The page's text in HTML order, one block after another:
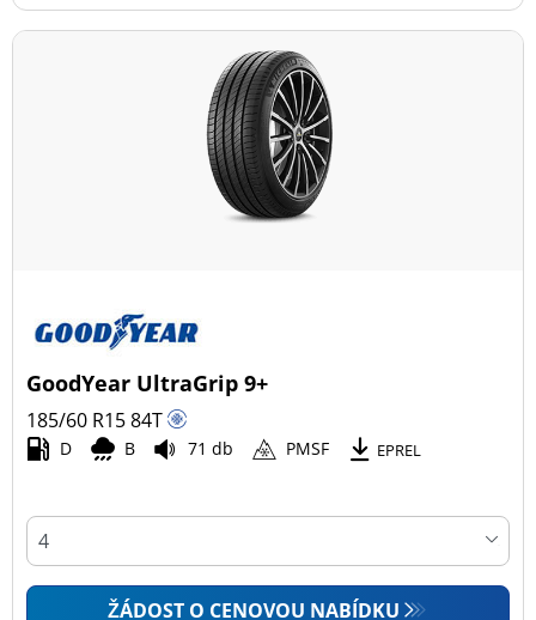
GoodYear UltraGrip 9+
185/60 R1584T
D B 71 db PMSF EPREL
ŽÁDOST O CENOVOU NABÍDKU